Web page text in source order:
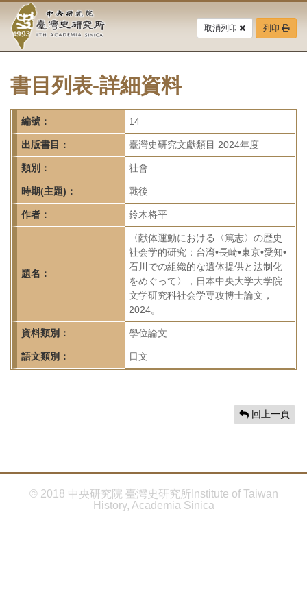
要
中
央
研
究
院-
臺
灣
史
研
所-
頁
取消列印 列印
書目列表-詳細資料
編號： 14
出版書目： 臺灣史研究文獻類目 2024年度
類別： 社會
時期(主題)： 戰後
作者： 鈴木将平
題名：
〈献体運動における〈篤志〉の歴史
社会学的研究：台湾•長崎•東京•愛知•
石川での組織的な遺体提供と法制化
をめぐって〉，日本中央大学大学院
文学研究科社会学専攻博士論文，
2024。
資料類別： 學位論文
語文類別： 日文
回上一頁
© 2018 中央研究院 臺灣史研究所Institute of Taiwan
History, Academia Sinica